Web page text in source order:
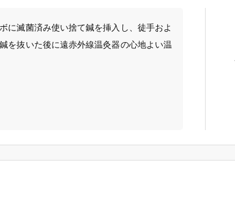
に滅菌済み使い捨て鍼を挿入し、徒手およ
を抜いた後に遠赤外線温灸器の心地よい温